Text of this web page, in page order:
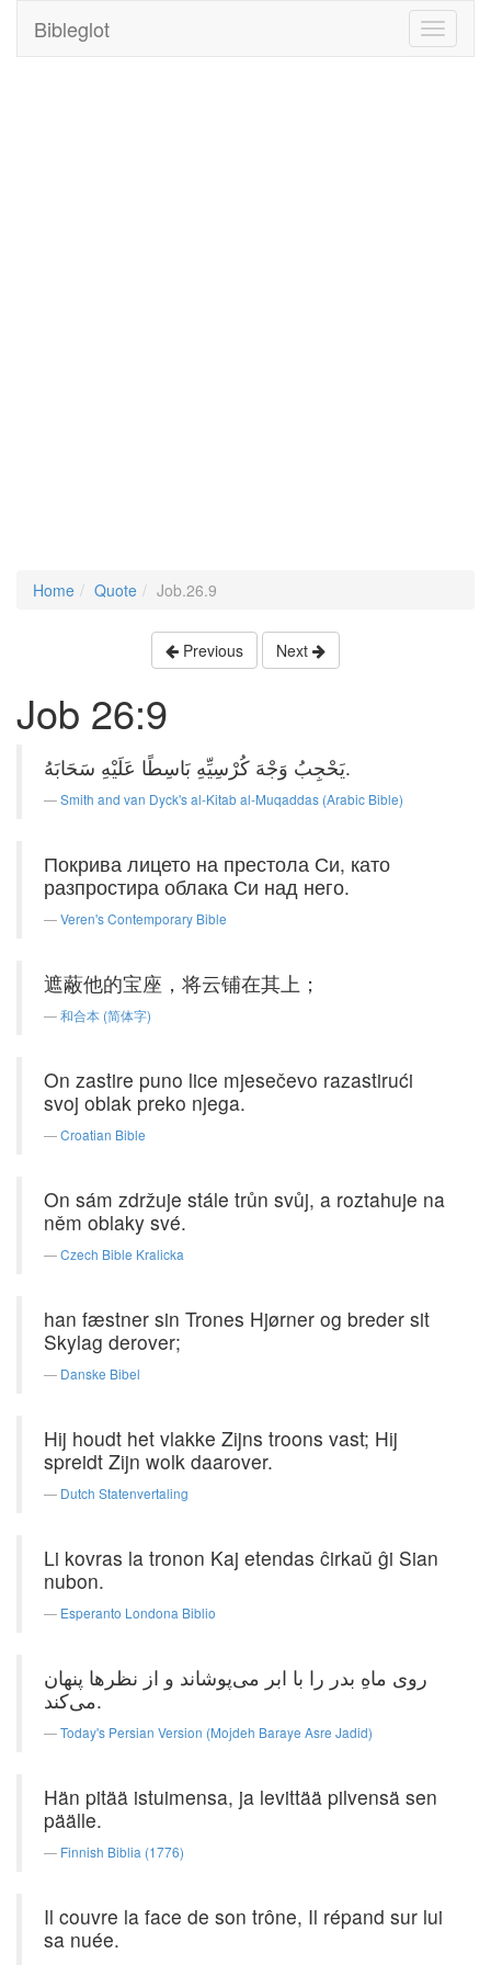
Toggle
Bibleglot
Home Quote Job.26.9
Previous Next
Job 26:9
يَحْجِبُ وَجْهَ كُرْسِيِّهِ بَاسِطًا عَلَيْهِ سَحَابَهُ.
Smith and van Dyck's al-Kitab al-Muqaddas (Arabic Bible)
Покрива лицето на престола Си, като
разпростира облака Си над него.
Veren's Contemporary Bible
遮蔽他的宝座，将云铺在其上；
和合本 (简体字)
On zastire puno lice mjesečevo razastirući
svoj oblak preko njega.
Croatian Bible
On sám zdržuje stále trůn svůj, a roztahuje na
něm oblaky své.
Czech Bible Kralicka
han fæstner sin Trones Hjørner og breder sit
Skylag derover;
Danske Bibel
Hij houdt het vlakke Zijns troons vast; Hij
spreidt Zijn wolk daarover.
Dutch Statenvertaling
Li kovras la tronon Kaj etendas ĉirkaŭ ĝi Sian
nubon.
Esperanto Londona Biblio
روی ماهِ بدر را با ابر می‌پوشاند و از نظرها پنهان
می‌کند.
Today's Persian Version (Mojdeh Baraye Asre Jadid)
Hän pitää istuimensa, ja levittää pilvensä sen
päälle.
Finnish Biblia (1776)
Il couvre la face de son trône, Il répand sur lui
sa nuée.